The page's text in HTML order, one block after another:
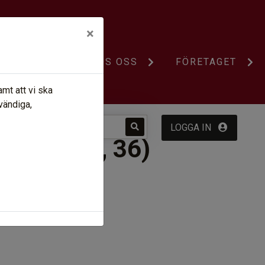
LOGGA IN
BO HOS OSS FÖRETAGET
34, 36)
×
att vi ska